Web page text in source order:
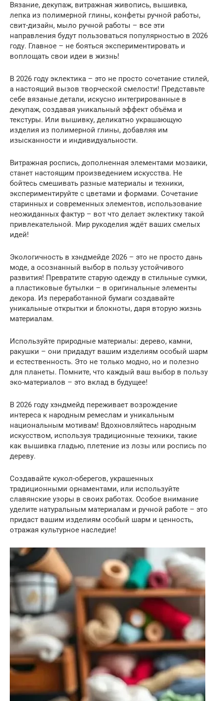
Вязание, декупаж, витражная живопись, вышивка,
лепка из полимерной глины, конфеты ручной работы,
свит-дизайн, мыло ручной работы – все эти
направления будут пользоваться популярностью в 2026
году. Главное – не бояться экспериментировать и
воплощать свои идеи в жизнь!
В 2026 году эклектика – это не просто сочетание стилей,
а настоящий вызов творческой смелости! Представьте
себе вязаные детали, искусно интегрированные в
декупаж, создавая уникальный эффект объёма и
текстуры. Или вышивку, деликатно украшающую
изделия из полимерной глины, добавляя им
изысканности и индивидуальности.
Витражная роспись, дополненная элементами мозаики,
станет настоящим произведением искусства. Не
бойтесь смешивать разные материалы и техники,
экспериментируйте с цветами и формами. Сочетание
старинных и современных элементов, использование
неожиданных фактур – вот что делает эклектику такой
привлекательной. Мир рукоделия ждёт ваших смелых
идей!
Экологичность в хэндмейде 2026 – это не просто дань
моде, а осознанный выбор в пользу устойчивого
развития! Превратите старую одежду в стильные сумки,
а пластиковые бутылки – в оригинальные элементы
декора. Из переработанной бумаги создавайте
уникальные открытки и блокноты, даря вторую жизнь
материалам.
Используйте природные материалы: дерево, камни,
ракушки – они придадут вашим изделиям особый шарм
и естественность. Это не только модно, но и полезно
для планеты. Помните, что каждый ваш выбор в пользу
эко-материалов – это вклад в будущее!
В 2026 году хэндмейд переживает возрождение
интереса к народным ремеслам и уникальным
национальным мотивам! Вдохновляйтесь народным
искусством, используя традиционные техники, такие
как вышивка гладью, плетение из лозы или роспись по
дереву.
Создавайте кукол-оберегов, украшенных
традиционными орнаментами, или используйте
славянские узоры в своих работах. Особое внимание
уделите натуральным материалам и ручной работе – это
придаст вашим изделиям особый шарм и ценность,
отражая культурное наследие!